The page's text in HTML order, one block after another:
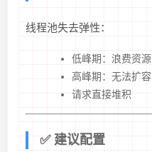
线程池失去弹性：
低峰期：浪费资源
高峰期：无法扩容
请求直接堆积
✅ 建议配置